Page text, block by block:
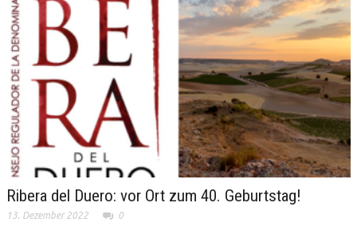
Ribera del Duero: vor Ort zum 40. Geburtstag!
13. Dezember 2022 0